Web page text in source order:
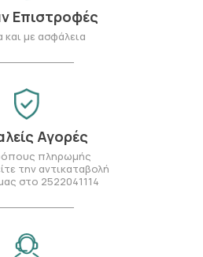
Επιστροφές
και με ασφάλεια
Αγορές
πληρωμής
την αντικαταβολή
στο 2522041114